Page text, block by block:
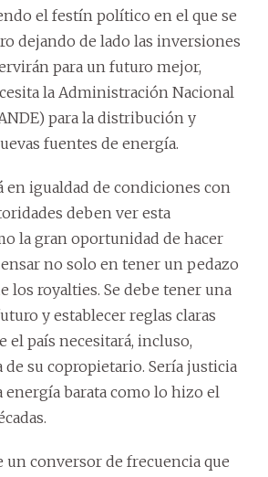
el festín político en el que se
dejando de lado las inversiones
para un futuro mejor,
la Administración Nacional
para la distribución y
fuentes de energía.
en igualdad de condiciones con
deben ver esta
la gran oportunidad de hacer
no solo en tener un pedazo
los royalties. Se debe tener una
y establecer reglas claras
el país necesitará, incluso,
su copropietario. Sería justicia
energía barata como lo hizo el
un conversor de frecuencia que